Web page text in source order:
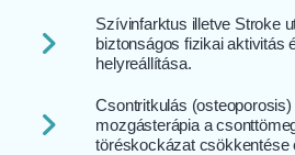
Szívinfarktus illetve Stroke
biztonságos fizikai aktivitás
helyreállítása.
Csontritkulás
mozgásterápia a
töréskockázat csökkentése